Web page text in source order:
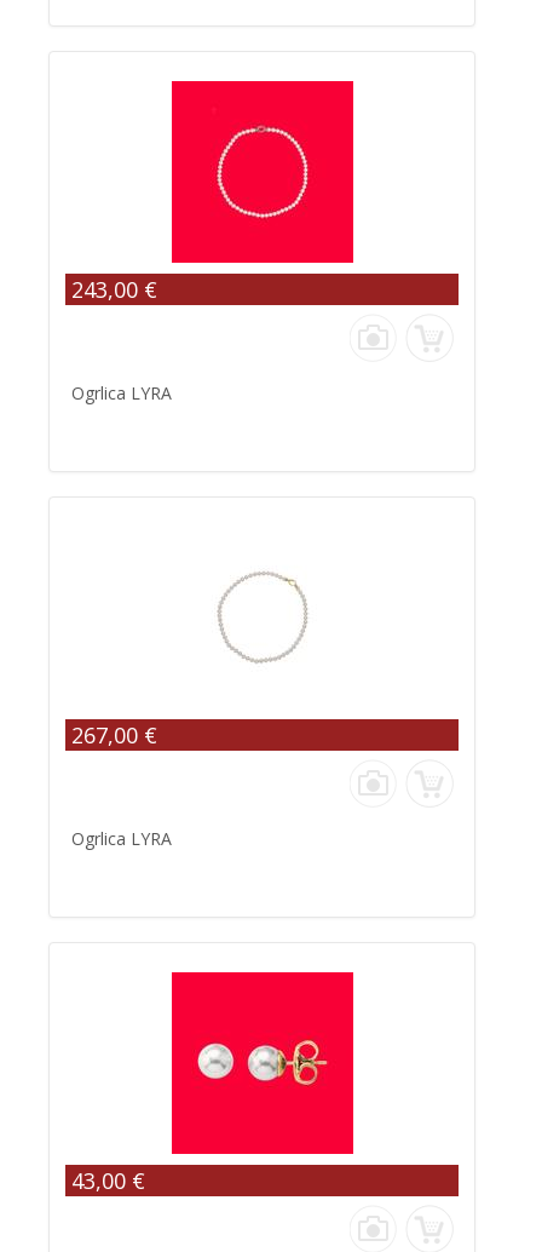
243,00 €
Ogrlica LYRA
267,00 €
Ogrlica LYRA
43,00 €